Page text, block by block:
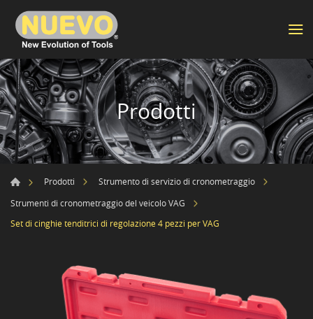
Prodotti
Prodotti
Strumento di servizio di cronometraggio
Strumenti di cronometraggio del veicolo VAG
Set di cinghie tenditrici di regolazione 4 pezzi per VAG